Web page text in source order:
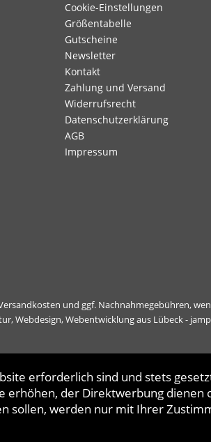
Cookie-Einstellungen
Größentabelle
Gutscheine
Newsletter
Kontakt
Zahlung und Versand
Widerrufsrecht
Datenschutzerklärung
AGB
Impressum
und ggf. Nachnahmegebühren,
Webdesign, Webentwicklung aus Lübeck -
erforderlich sind und stets
erhöhen, der Direktwerbung dienen
sollen, werden nur mit Ihrer